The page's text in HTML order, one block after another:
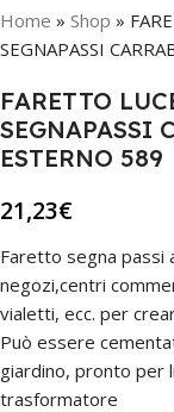
Home » Shop »
SEGNAPASSI
FARETTO
SEGNAPASSI
ESTERNO 589
21,23€
Faretto segna passi
negozi,centri
vialetti, ecc. per
Può essere
giardino, pronto per
trasformatore